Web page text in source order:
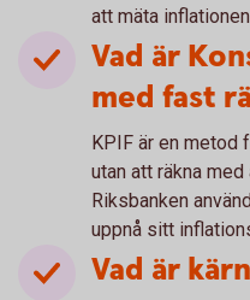
att mäta
Vad är
med fast
KPIF är en metod
utan att räkna
Riksbanken
uppnå sitt
Vad är